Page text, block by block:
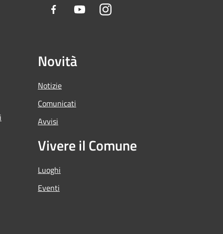
Facebook YoutubeInstagram
Novità
Notizie
Comunicati
Avvisi
Vivere il Comune
Luoghi
Eventi